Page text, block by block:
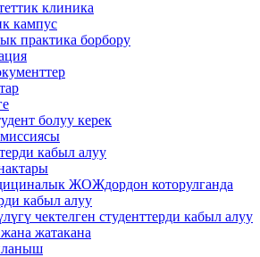
клиника
кампус
практика борбору
болуу керек
кабыл алуу
ЖОЖдордон которулганда
кабыл алуу
чектелген студенттерди кабыл алуу
жатакана